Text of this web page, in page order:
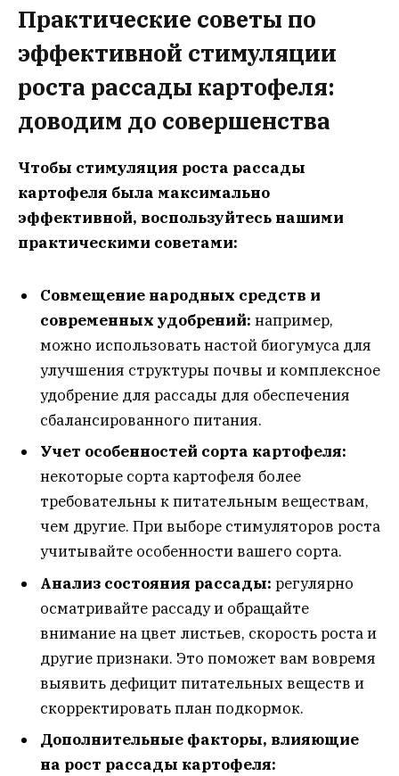
Практические советы по
эффективной стимуляции
роста рассады картофеля:
доводим до совершенства
Чтобы стимуляция роста рассады
картофеля была максимально
эффективной, воспользуйтесь нашими
практическими советами:
Совмещение народных средств и
современных удобрений: например,
можно использовать настой биогумуса для
улучшения структуры почвы и комплексное
удобрение для рассады для обеспечения
сбалансированного питания.
Учет особенностей сорта картофеля:
некоторые сорта картофеля более
требовательны к питательным веществам,
чем другие. При выборе стимуляторов роста
учитывайте особенности вашего сорта.
Анализ состояния рассады: регулярно
осматривайте рассаду и обращайте
внимание на цвет листьев, скорость роста и
другие признаки. Это поможет вам вовремя
выявить дефицит питательных веществ и
скорректировать план подкормок.
Дополнительные факторы, влияющие
на рост рассады картофеля: